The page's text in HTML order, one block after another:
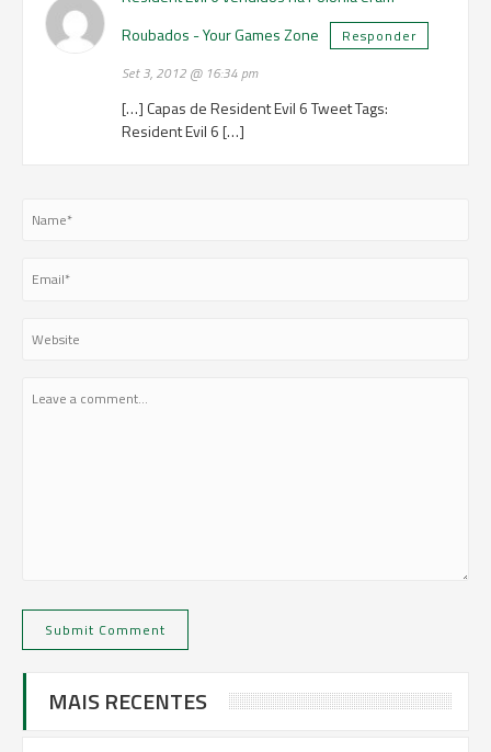
Roubados - Your Games Zone
Responder
Set 3, 2012 @ 16:34 pm
[…] Capas de Resident Evil 6 Tweet Tags:
Resident Evil 6 […]
MAIS RECENTES